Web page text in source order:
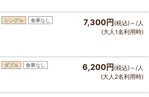
シングル 食事なし 7,300円 (税込)～/人
(大人1名利用時)
ダブル 食事なし 6,200円 (税込)～/人
(大人2名利用時)